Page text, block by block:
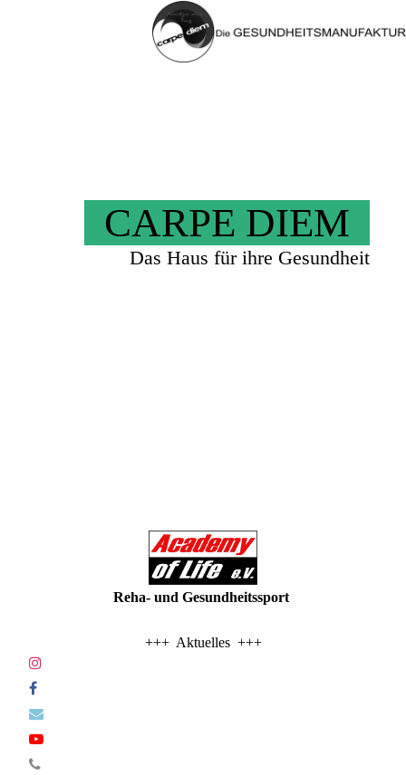
CARPE DIEM
Das Haus für ihre Gesundheit
Reha- und Gesundheitssport
+++ Aktuelles +++